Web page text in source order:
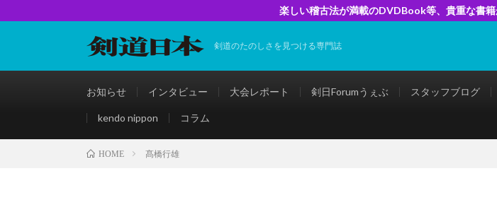
楽しい稽古法が満載のDVDBook等、貴重な書
剣道のたのしさを見つける専門誌
お知らせ インタビュー 大会レポート 剣日Forumうぇぶ スタッフブログ
kendo nippon コラム
HOME 髙橋行雄